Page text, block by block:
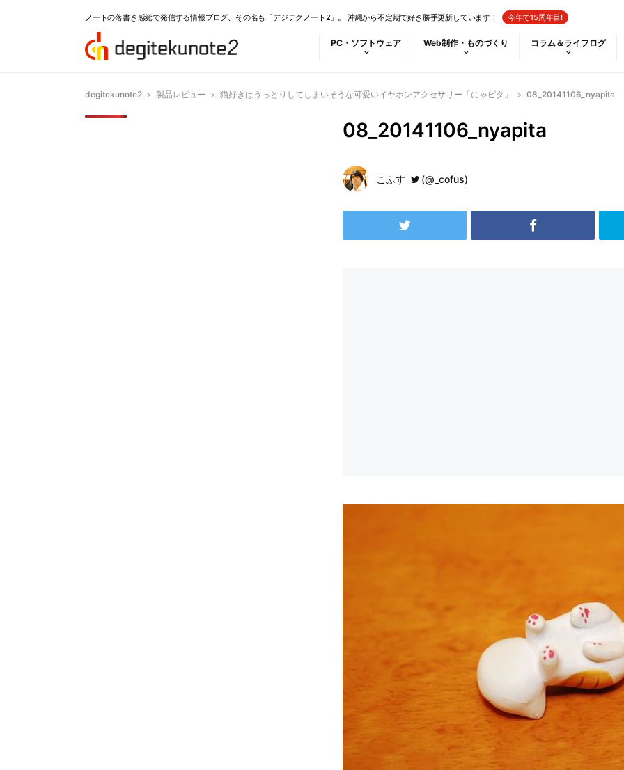
ノートの落書き感覚で発信する情報ブログ、その名も「デジテクノート2」。 沖縄から不定期で好き勝手更新しています！ 今年で15周年目!
PC・ソフトウェア Web制作・ものづくり コラム＆ライフログ
degitekunote2 > 製品レビュー > 猫好きはうっとりしてしまいそうな可愛いイヤホンアクセサリー「にゃピタ」 > 08_20141106_nyapita
08_20141106_nyapita
こふす (@_cofus)